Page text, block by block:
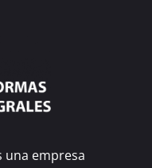
una empresa